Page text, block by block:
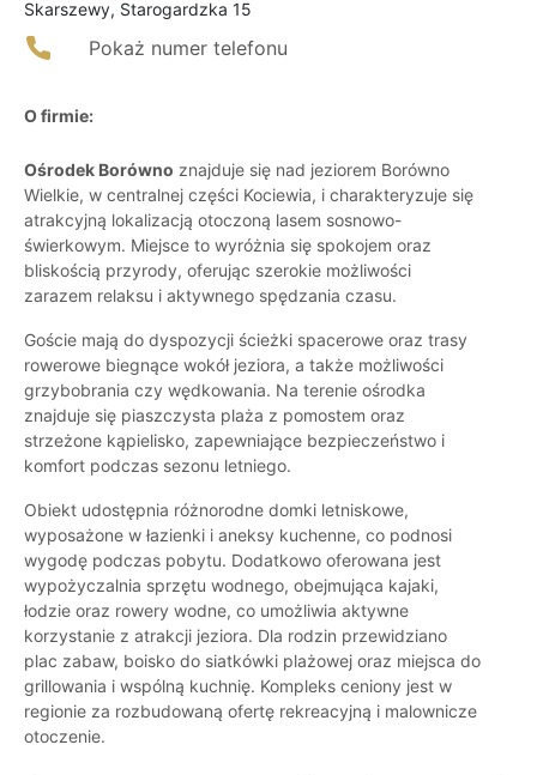
Skarszewy, Starogardzka 15
Pokaż numer telefonu
O firmie:
Ośrodek Borówno znajduje się nad jeziorem Borówno
Wielkie, w centralnej części Kociewia, i charakteryzuje się
atrakcyjną lokalizacją otoczoną lasem sosnowo-
świerkowym. Miejsce to wyróżnia się spokojem oraz
bliskością przyrody, oferując szerokie możliwości
zarazem relaksu i aktywnego spędzania czasu.
Goście mają do dyspozycji ścieżki spacerowe oraz trasy
rowerowe biegnące wokół jeziora, a także możliwości
grzybobrania czy wędkowania. Na terenie ośrodka
znajduje się piaszczysta plaża z pomostem oraz
strzeżone kąpielisko, zapewniające bezpieczeństwo i
komfort podczas sezonu letniego.
Obiekt udostępnia różnorodne domki letniskowe,
wyposażone w łazienki i aneksy kuchenne, co podnosi
wygodę podczas pobytu. Dodatkowo oferowana jest
wypożyczalnia sprzętu wodnego, obejmująca kajaki,
łodzie oraz rowery wodne, co umożliwia aktywne
korzystanie z atrakcji jeziora. Dla rodzin przewidziano
plac zabaw, boisko do siatkówki plażowej oraz miejsca do
grillowania i wspólną kuchnię. Kompleks ceniony jest w
regionie za rozbudowaną ofertę rekreacyjną i malownicze
otoczenie.